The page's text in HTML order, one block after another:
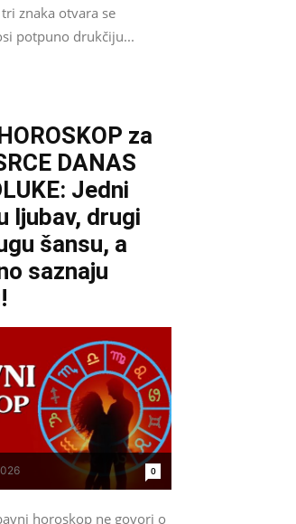
znaka otvara se
potpuno drukčiju...
za
DANAS
Jedni
ljubav, drugi
šansu, a
saznaju
0
horoskop ne govori o